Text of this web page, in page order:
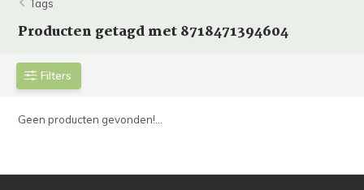
Tags
Producten getagd met 8718471394604
Filters
Geen producten gevonden!...